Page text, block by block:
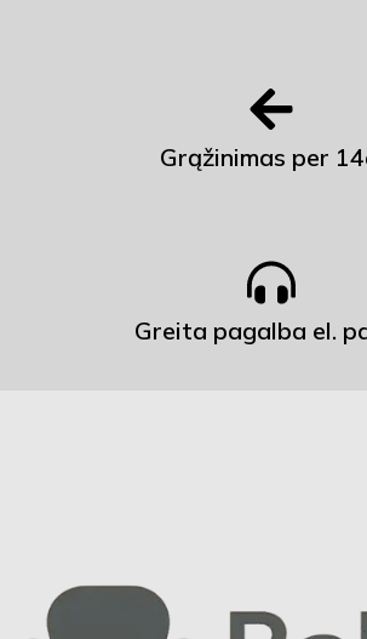
Grąžinimas per
Greita pagalba el.